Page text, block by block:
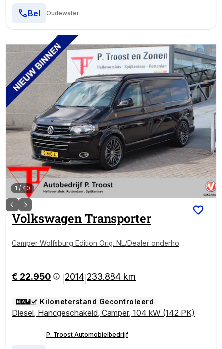
Oudewater
Bel
1 /40
VolkswagenTransporter
Camper Wolfsburg Edition Orig. NL/Dealer onderhou
€ 22.950 2014 233.884 km
Kilometerstand Gecontroleerd
Diesel, Handgeschakeld, Camper, 104 kW (142 PK)
P. Troost Automobielbedrijf